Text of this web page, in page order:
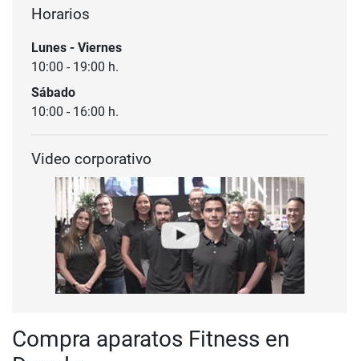
Horarios
Lunes - Viernes
10:00 - 19:00 h.
Sábado
10:00 - 16:00 h.
Video corporativo
Compra aparatos Fitness en